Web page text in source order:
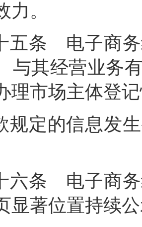
力。
条 电子商
与其经营业务
理市场主体登
的信息发生
条 电子商
显著位置持续